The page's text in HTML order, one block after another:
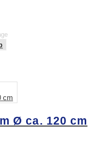
Ø ca. 120 cm